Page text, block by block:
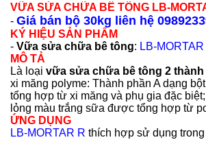
VỮA SỬA CHỮA BÊ TÔNG LB-
- Giá bán bộ 30kg liên hệ
KÝ HIỆU SẢN PHẨM
- Vữa sửa chữa bê tông: LB-MORTAR
MÔ TẢ
Là loại vữa sửa chữa bê tông 2
xi măng polyme: Thành phần A dạng
tổng hợp từ xi măng và phụ gia đặc
lỏng màu trắng sữa được tổng hợp từ
ỨNG DỤNG
LB-MORTAR R thích hợp sử dụng